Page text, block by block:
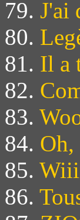
79. J'ai
80.
81. Il a
82.
83.
84. Oh,
85.
86.